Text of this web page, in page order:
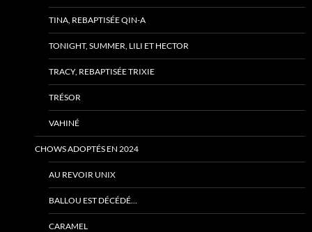
TINA, REBAPTISÉE QIN-A
TONIGHT, SUMMER, LILI ET HECTOR
TRACY, REBAPTISÉE TRIXIE
TRÉSOR
VAHINÉ
CHOWS ADOPTÉS EN 2024
AU REVOIR UNIX
BALLOU EST DÉCÉDÉ…
CARAMEL